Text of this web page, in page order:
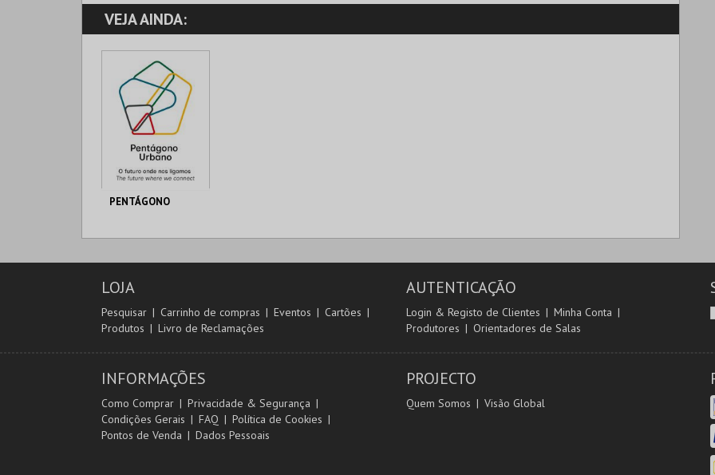
VEJA AINDA:
PENTÁGONO
PENTÁGONO
AQUISIÇÃO
COMPRAR
LOJA
Pesquisar Carrinho de compras Eventos
Cartões
Produtos
Livro de Reclamações
AUTENTICAÇÃO
Login & Registo de Clientes
Minha Conta
Produtores
Orientadores de Salas
INFORMAÇÕES
Como Comprar
Privacidade & Segurança
Condições Gerais
FAQ
Política de Cookies
Pontos de Venda
Dados Pessoais
PROJECTO
Quem Somos Visão Global